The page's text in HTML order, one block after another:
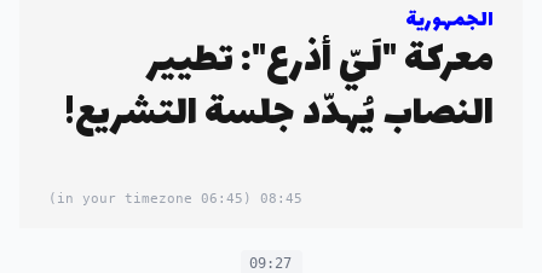
الجمهورية
معركة "لَيّ أذرع": تطيير
النصاب يُهدّد جلسة التشريع!
08:45
(06:45 in your timezone)
09:27